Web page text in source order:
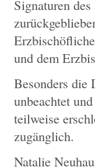
Signaturen
und dem
Besonders die
unbeachtet
teilweise
zugänglich.
Natalie